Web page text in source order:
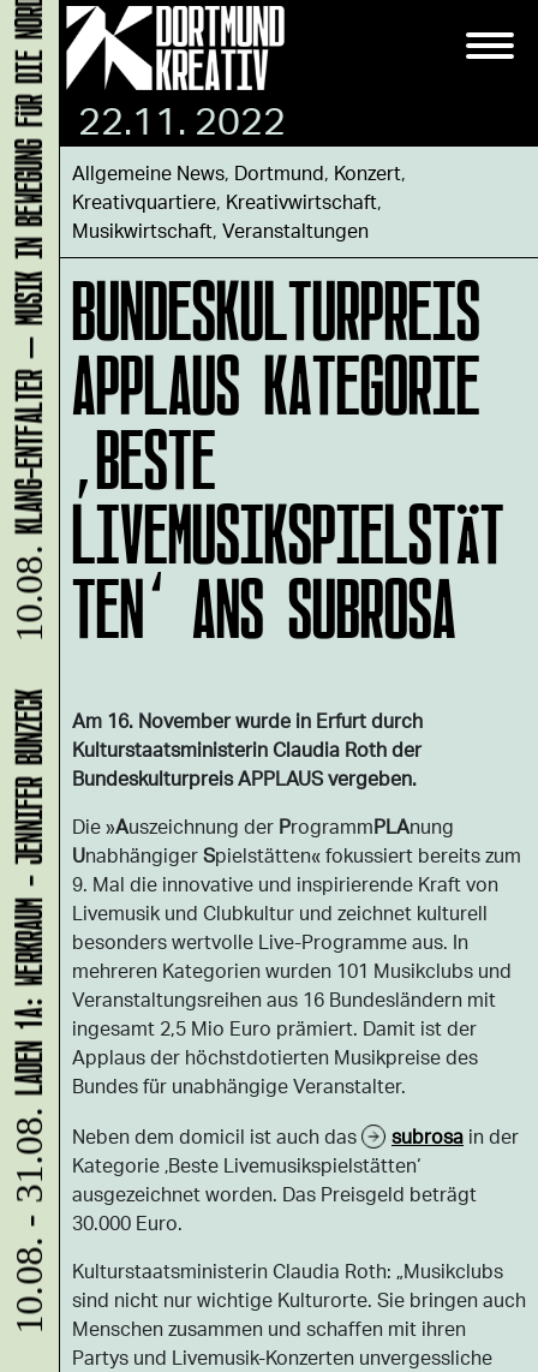
22.11. 2022
Allgemeine News, Dortmund, Konzert,
Kreativquartiere, Kreativwirtschaft,
Musikwirtschaft, Veranstaltungen
BUNDESKULTURPREIS
APPLAUS KATEGORIE
‚BESTE
LIVEMUSIKSPIELSTÄT
TEN‘ ANS SUBROSA
Am 16. November wurde in Erfurt durch
Kulturstaatsministerin Claudia Roth der
Bundeskulturpreis APPLAUS vergeben.
Die »Auszeichnung der ProgrammPLAnung
UnabhängigerSpielstätten« fokussiert bereits zum
9. Mal die innovative und inspirierende Kraft von
Livemusik und Clubkultur und zeichnet kulturell
besonders wertvolle Live-Programme aus. In
mehreren Kategorien wurden 101 Musikclubs und
Veranstaltungsreihen aus 16 Bundesländern mit
ingesamt 2,5 Mio Euro prämiert. Damit ist der
Applaus der höchstdotierten Musikpreise des
Bundes für unabhängige Veranstalter.
Neben dem domicil ist auch das
subrosa in der
Kategorie ‚Beste Livemusikspielstätten‘
ausgezeichnet worden. Das Preisgeld beträgt
30.000 Euro.
Kulturstaatsministerin Claudia Roth: „Musikclubs
sind nicht nur wichtige Kulturorte. Sie bringen auch
Menschen zusammen und schaffen mit ihren
Partys und Livemusik-Konzerten unvergessliche
10.08. - 31.08.
LADEN 1A: WERKRAUM - JENNIFER BUNZECK
10.08.
KLANG-ENTFALTER – MUSIK IN BEWEGUNG FÜR DIE NORDSTADT